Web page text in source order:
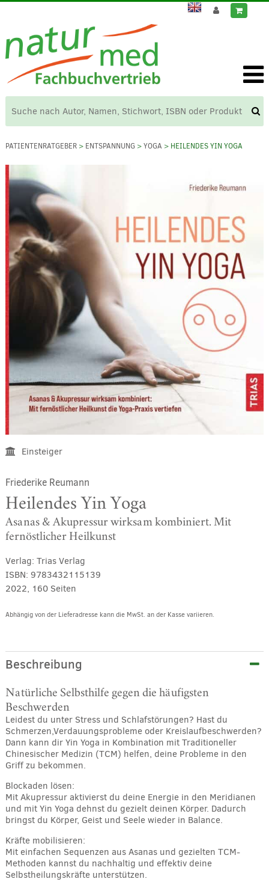
PATIENTENRATGEBER> ENTSPANNUNG>YOGA > HEILENDES YIN YOGA
Einsteiger
Friederike Reumann
Heilendes Yin Yoga
Asanas & Akupressur wirksam kombiniert. Mit
fernöstlicher Heilkunst
Verlag: Trias Verlag
ISBN: 9783432115139
2022, 160 Seiten
Abhängig von der Lieferadresse kann die MwSt. an der Kasse variieren.
Beschreibung
Natürliche Selbsthilfe gegen die häufigsten
Beschwerden
Leidest du unter Stress und Schlafstörungen? Hast du
Schmerzen,Verdauungsprobleme oder Kreislaufbeschwerden?
Dann kann dir Yin Yoga in Kombination mit Traditioneller
Chinesischer Medizin (TCM) helfen, deine Probleme in den
Griff zu bekommen.
Blockaden lösen:
Mit Akupressur aktivierst du deine Energie in den Meridianen
und mit Yin Yoga dehnst du gezielt deinen Körper. Dadurch
bringst du Körper, Geist und Seele wieder in Balance.
Kräfte mobilisieren:
Mit einfachen Sequenzen aus Asanas und gezielten TCM-
Methoden kannst du nachhaltig und effektiv deine
Selbstheilungskräfte unterstützen.